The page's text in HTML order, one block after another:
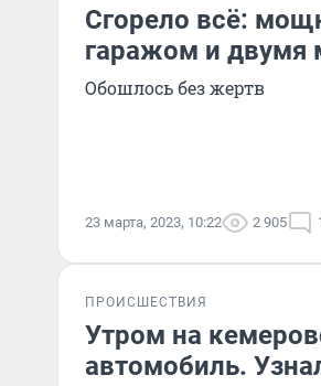
Сгорело всё:
гаражом и двумя
Обошлось без жертв
23 марта, 2023, 10:22 2 905
ПРОИСШЕСТВИЯ
Утром на
автомобиль.